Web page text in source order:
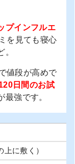
プインフルエ
を見ても寝心
値段が高めで
日間のお試
最強です。
に敷く）